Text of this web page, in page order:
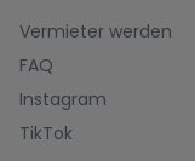
Vermieter werden
FAQ
Instagram
TikTok